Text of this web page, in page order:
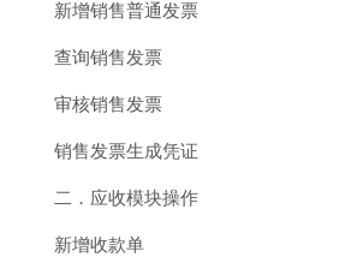
新增销售普通发票
查询销售发票
审核销售发票
销售发票生成凭证
二．应收模块操作
新增收款单